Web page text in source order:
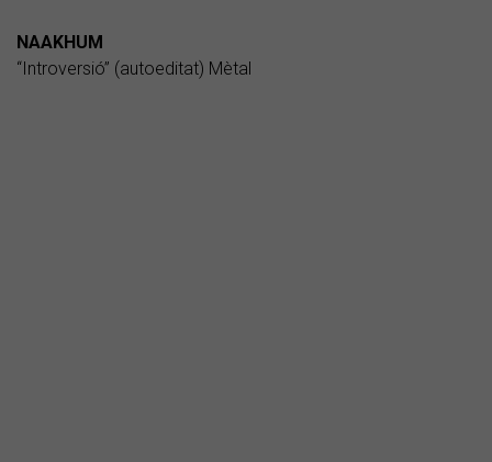
NAAKHUM
“Introversió” (autoeditat) Mètal